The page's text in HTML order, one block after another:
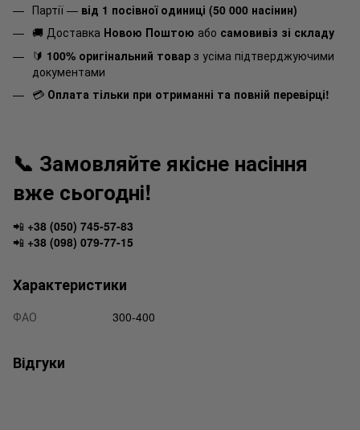
Партії — від 1 посівної одиниці (50 000 насінин)
🚚 Доставка Новою Поштою або самовивіз зі складу
🔰 100% оригінальний товар з усіма підтверджуючими
документами
💳 Оплата тільки при отриманні та повній перевірці!
📞 Замовляйте якісне насіння
вже сьогодні!
📲 +38 (050) 745-57-83
📲 +38 (098) 079-77-15
Характеристики
ФАО 300-400
Відгуки